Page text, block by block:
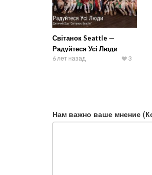
Світанок Seattle —
Радуйтеся Усі Люди
6 лет назад 3
Нам важно ваше мнение